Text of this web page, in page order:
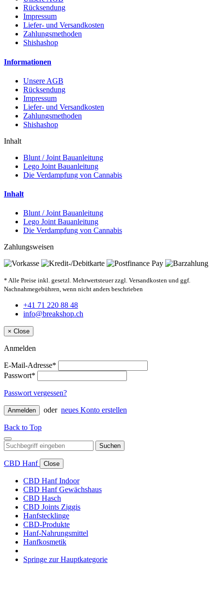
Rücksendung
Impressum
Liefer- und Versandkosten
Zahlungsmethoden
Shishashop
Informationen
Unsere AGB
Rücksendung
Impressum
Liefer- und Versandkosten
Zahlungsmethoden
Shishashop
Inhalt
Blunt / Joint Bauanleitung
Lego Joint Bauanleitung
Die Verdampfung von Cannabis
Inhalt
Blunt / Joint Bauanleitung
Lego Joint Bauanleitung
Die Verdampfung von Cannabis
Zahlungsweisen
* Alle Preise inkl. gesetzl. Mehrwertsteuer zzgl. Versandkosten und ggf.
Nachnahmegebühren, wenn nicht anders beschrieben
+41 71 220 88 48
info@breakshop.ch
× Close
Anmelden
E-Mail-Adresse*
Passwort*
Passwort vergessen?
Anmelden oder neues Konto erstellen
Back to Top
Suchen
CBD Hanf Close
CBD Hanf Indoor
CBD Hanf Gewächshaus
CBD Hasch
CBD Joints Ziggis
Hanfstecklinge
CBD-Produkte
Hanf-Nahrungsmittel
Hanfkosmetik
Springe zur Hauptkategorie